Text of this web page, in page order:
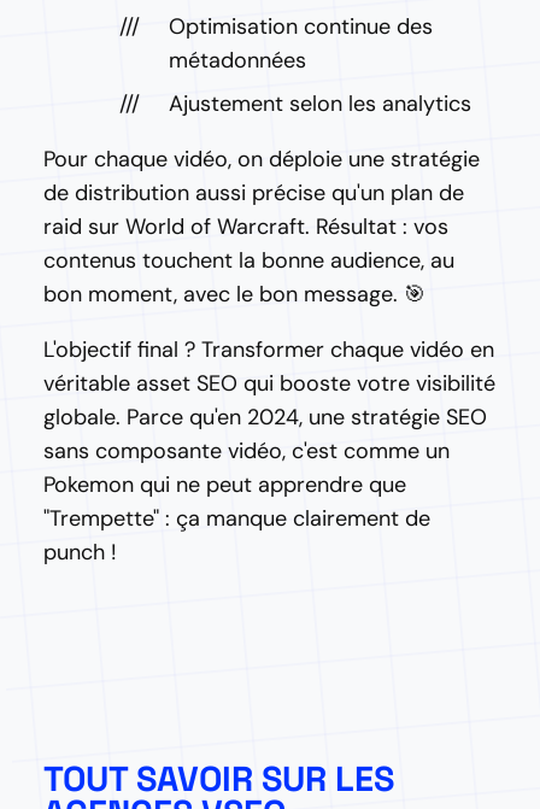
Optimisation continue des
métadonnées
Ajustement selon les analytics
Pour chaque vidéo, on déploie une stratégie
de distribution aussi précise qu'un plan de
raid sur World of Warcraft. Résultat : vos
contenus touchent la bonne audience, au
bon moment, avec le bon message. 🎯
L'objectif final ? Transformer chaque vidéo en
véritable asset SEO qui booste votre visibilité
globale. Parce qu'en 2024, une stratégie SEO
sans composante vidéo, c'est comme un
Pokemon qui ne peut apprendre que
"Trempette" : ça manque clairement de
punch !
TOUT SAVOIR SUR LES